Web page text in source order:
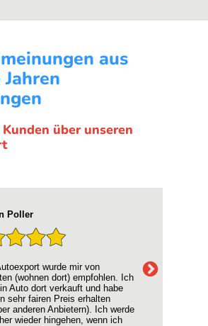
aus
über unseren
rundum gute Erfahrung. Die
sehr professionell und
Der Preis für unser Auto war
und die Abwicklung super
Alles in allem sehr